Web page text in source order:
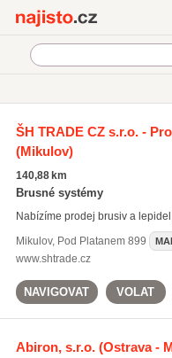
Najisto.cz
Lepidla a tmely
On-line prodej lepidel a tmelů
ŠH TRADE CZ s.r.o. -
(Mikulov)
140,88 km
Brusné systémy
Nabízíme prodej brusiv a
Mikulov, Pod Platanem 899
www.shtrade.cz
NAVIGOVAT VOLAT
Abiron, s.r.o.(Ostrava -